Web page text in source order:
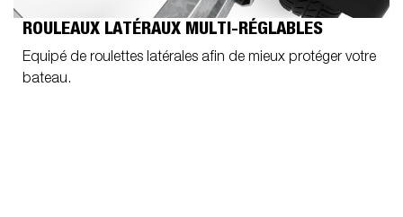
ROULEAUX LATÉRAUX MULTI-RÉGLABLES
Equipé de roulettes latérales afin de mieux protéger votre
bateau.